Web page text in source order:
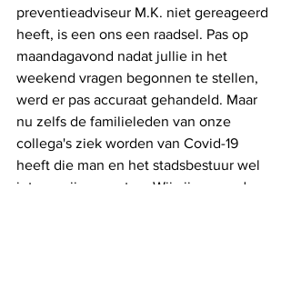
preventieadviseur M.K. niet gereageerd
heeft, is een ons een raadsel. Pas op
maandagavond nadat jullie in het
weekend vragen begonnen te stellen,
werd er pas accuraat gehandeld. Maar
nu zelfs de familieleden van onze
collega's ziek worden van Covid-19
heeft die man en het stadsbestuur wel
iets op zijn geweten. Wij zijn razend op